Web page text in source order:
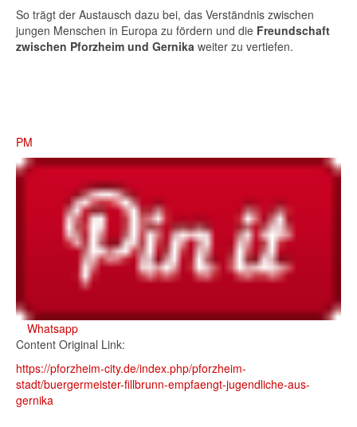
So trägt der Austausch dazu bei, das Verständnis zwischen
jungen Menschen in Europa zu fördern und die Freundschaft
zwischen Pforzheim und Gernika weiter zu vertiefen.
PM
Whatsapp
Content Original Link:
https://pforzheim-city.de/index.php/pforzheim-
stadt/buergermeister-fillbrunn-empfaengt-jugendliche-aus-
gernika